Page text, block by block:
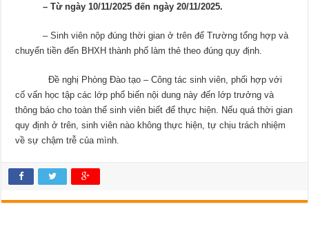
– Từ ngày 10/11/2025 đến ngày20/11/2025.
– Sinh viên nộp đúng thời gian ở trên để Trường tổng hợp và
chuyển tiền đến BHXH thành phố làm thẻ theo đúng quy định.
Đề nghị Phòng Đào tạo – Công tác sinh viên, phối hợp với
cố vấn học tập các lớp phổ biến nội dung này đến lớp trưởng và
thông báo cho toàn thể sinh viên biết để thực hiện. Nếu quá thời gian
quy định ở trên, sinh viên nào không thực hiện, tự chịu trách nhiệm
về sự chậm trễ của mình.